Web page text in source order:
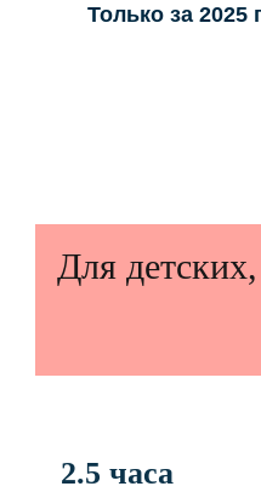
Только за 2025
Для
2.5 часа